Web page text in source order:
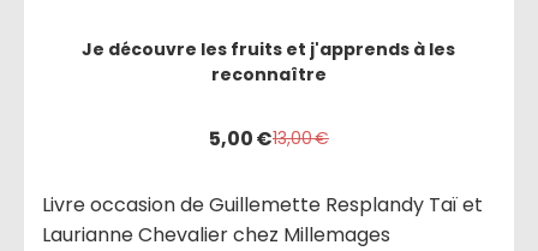
Je découvre les fruits et j'apprends à les
reconnaître
5,00€13,00€
Livre occasion de Guillemette Resplandy Taï et
Laurianne Chevalier chez Millemages